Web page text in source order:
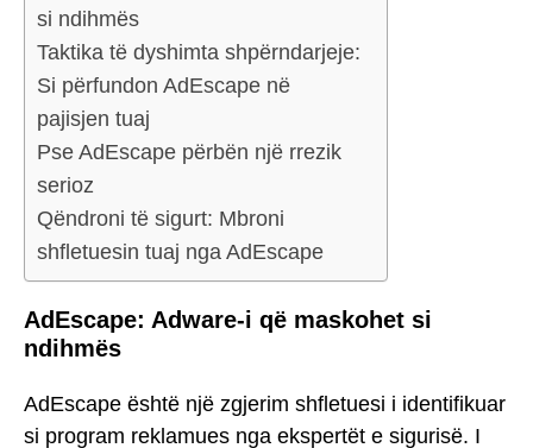
si ndihmës
Taktika të dyshimta shpërndarjeje:
Si përfundon AdEscape në
pajisjen tuaj
Pse AdEscape përbën një rrezik
serioz
Qëndroni të sigurt: Mbroni
shfletuesin tuaj nga AdEscape
AdEscape: Adware-i që maskohet si
ndihmës
AdEscape është një zgjerim shfletuesi i identifikuar
si program reklamues nga ekspertët e sigurisë. I